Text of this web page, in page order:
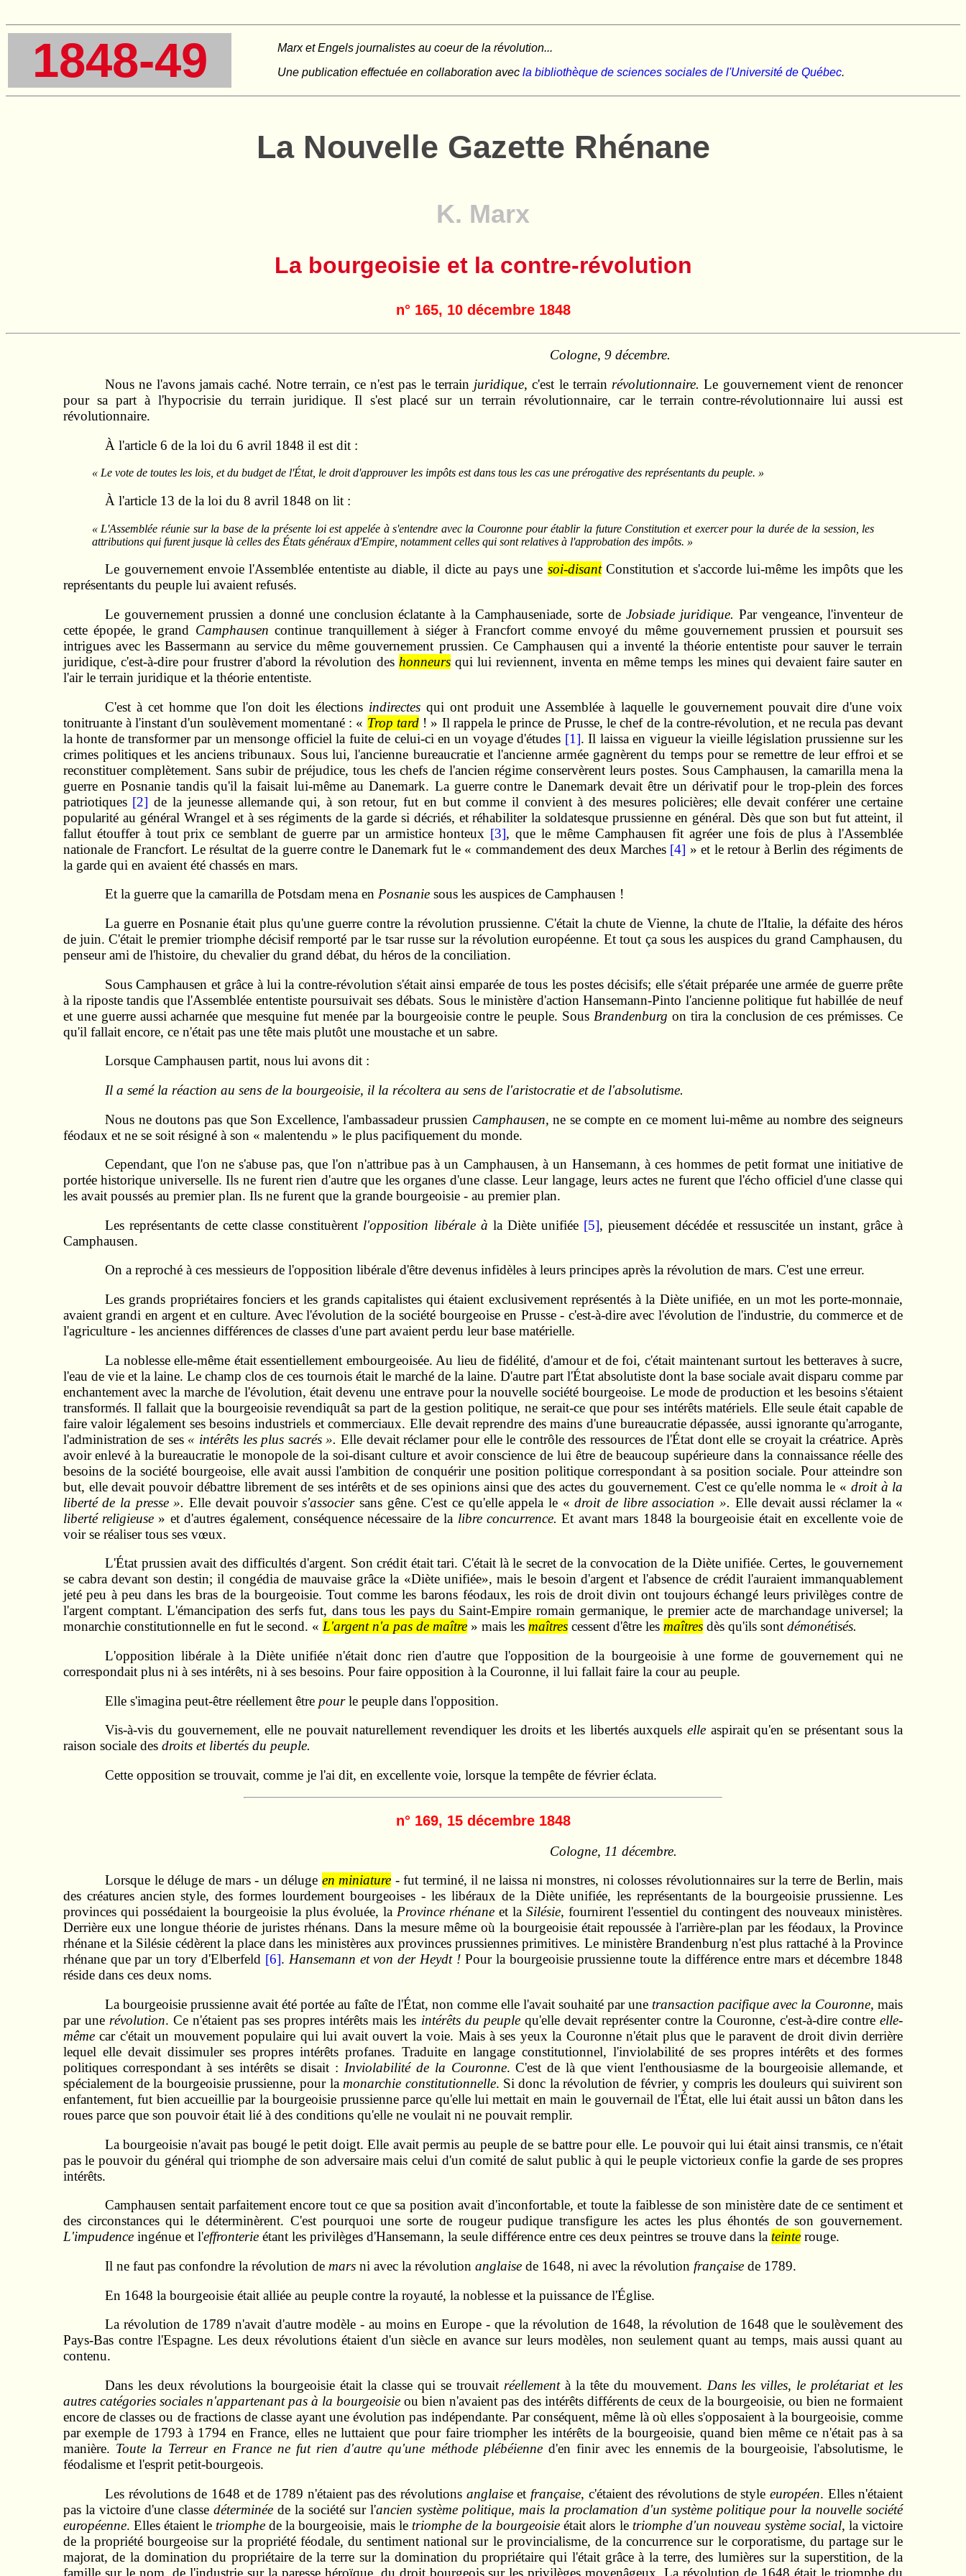
1848-49
Marx et Engels journalistes au coeur de la révolution...
Une publication effectuée en collaboration avecla bibliothèque de sciences sociales de l'Université de Québec.
La Nouvelle Gazette Rhénane
K. Marx
La bourgeoisie et la contre-révolution
n° 165, 10 décembre 1848
Cologne, 9 décembre.
Nous ne l'avons jamais caché. Notre terrain, ce n'est pas le terrain juridique, c'est le terrain révolutionnaire. Le gouvernement vient de renoncer
pour sa part à l'hypocrisie du terrain juridique. Il s'est placé sur un terrain révolutionnaire, car le terrain contre-révolutionnaire lui aussi est
révolutionnaire.
À l'article 6 de la loi du 6 avril 1848 il est dit :
« Le vote de toutes les lois, et du budget de l'État, le droit d'approuver les impôts est dans tous les cas une prérogative des représentants du peuple. »
À l'article 13 de la loi du 8 avril 1848 on lit :
« L'Assemblée réunie sur la base de la présente loi est appelée à s'entendre avec la Couronne pour établir la future Constitution et exercer pour la durée de la session, les
attributions qui furent jusque là celles des États généraux d'Empire, notamment celles qui sont relatives à l'approbation des impôts. »
Le gouvernement envoie l'Assemblée ententiste au diable, il dicte au pays une soi-disantConstitution et s'accorde lui-même les impôts que les
représentants du peuple lui avaient refusés.
Le gouvernement prussien a donné une conclusion éclatante à la Camphauseniade, sorte de Jobsiade juridique. Par vengeance, l'inventeur de
cette épopée, le grand Camphausen continue tranquillement à siéger à Francfort comme envoyé du même gouvernement prussien et poursuit ses
intrigues avec les Bassermann au service du même gouvernement prussien. Ce Camphausen qui a inventé la théorie ententiste pour sauver le terrain
juridique, c'est-à-dire pour frustrer d'abord la révolution des honneursqui lui reviennent, inventa en même temps les mines qui devaient faire sauter en
l'air le terrain juridique et la théorie ententiste.
C'est à cet homme que l'on doit les élections indirectesqui ont produit une Assemblée à laquelle le gouvernement pouvait dire d'une voix
tonitruante à l'instant d'un soulèvement momentané : « Trop tard! » Il rappela le prince de Prusse, le chef de la contre-révolution, et ne recula pas devant
la honte de transformer par un mensonge officiel la fuite de celui-ci en un voyage d'études [1]. Il laissa en vigueur la vieille législation prussienne sur les
crimes politiques et les anciens tribunaux. Sous lui, l'ancienne bureaucratie et l'ancienne armée gagnèrent du temps pour se remettre de leur effroi et se
reconstituer complètement. Sans subir de préjudice, tous les chefs de l'ancien régime conservèrent leurs postes. Sous Camphausen, la camarilla mena la
guerre en Posnanie tandis qu'il la faisait lui-même au Danemark. La guerre contre le Danemark devait être un dérivatif pour le trop-plein des forces
patriotiques [2] de la jeunesse allemande qui, à son retour, fut en but comme il convient à des mesures policières; elle devait conférer une certaine
popularité au général Wrangel et à ses régiments de la garde si décriés, et réhabiliter la soldatesque prussienne en général. Dès que son but fut atteint, il
fallut étouffer à tout prix ce semblant de guerre par un armistice honteux [3], que le même Camphausen fit agréer une fois de plus à l'Assemblée
nationale de Francfort. Le résultat de la guerre contre le Danemark fut le « commandement des deux Marches [4] » et le retour à Berlin des régiments de
la garde qui en avaient été chassés en mars.
Et la guerre que la camarilla de Potsdam mena enPosnanie sous les auspices de Camphausen !
La guerre en Posnanie était plus qu'une guerre contre la révolution prussienne. C'était la chute de Vienne, la chute de l'Italie, la défaite des héros
de juin. C'était le premier triomphe décisif remporté par le tsar russe sur la révolution européenne. Et tout ça sous les auspices du grand Camphausen, du
penseur ami de l'histoire, du chevalier du grand débat, du héros de la conciliation.
Sous Camphausen et grâce à lui la contre-révolution s'était ainsi emparée de tous les postes décisifs; elle s'était préparée une armée de guerre prête
à la riposte tandis que l'Assemblée ententiste poursuivait ses débats. Sous le ministère d'action Hansemann-Pinto l'ancienne politique fut habillée de neuf
et une guerre aussi acharnée que mesquine fut menée par la bourgeoisie contre le peuple. Sous Brandenburg on tira la conclusion de ces prémisses. Ce
qu'il fallait encore, ce n'était pas une tête mais plutôt une moustache et un sabre.
Lorsque Camphausen partit, nous lui avons dit :
Il a semé la réaction au sens de la bourgeoisie, il la récoltera au sens de l'aristocratie et de l'absolutisme.
Nous ne doutons pas que Son Excellence, l'ambassadeur prussien Camphausen, ne se compte en ce moment lui-même au nombre des seigneurs
féodaux et ne se soit résigné à son « malentendu » le plus pacifiquement du monde.
Cependant, que l'on ne s'abuse pas, que l'on n'attribue pas à un Camphausen, à un Hansemann, à ces hommes de petit format une initiative de
portée historique universelle. Ils ne furent rien d'autre que les organes d'une classe. Leur langage, leurs actes ne furent que l'écho officiel d'une classe qui
les avait poussés au premier plan. Ils ne furent que la grande bourgeoisie - au premier plan.
Les représentants de cette classe constituèrent l'opposition libérale à la Diète unifiée [5], pieusement décédée et ressuscitée un instant, grâce à
Camphausen.
On a reproché à ces messieurs de l'opposition libérale d'être devenus infidèles à leurs principes après la révolution de mars. C'est une erreur.
Les grands propriétaires fonciers et les grands capitalistes qui étaient exclusivement représentés à la Diète unifiée, en un mot les porte-monnaie,
avaient grandi en argent et en culture. Avec l'évolution de la société bourgeoise en Prusse - c'est-à-dire avec l'évolution de l'industrie, du commerce et de
l'agriculture - les anciennes différences de classes d'une part avaient perdu leur base matérielle.
La noblesse elle-même était essentiellement embourgeoisée. Au lieu de fidélité, d'amour et de foi, c'était maintenant surtout les betteraves à sucre,
l'eau de vie et la laine. Le champ clos de ces tournois était le marché de la laine. D'autre part l'État absolutiste dont la base sociale avait disparu comme par
enchantement avec la marche de l'évolution, était devenu une entrave pour la nouvelle société bourgeoise. Le mode de production et les besoins s'étaient
transformés. Il fallait que la bourgeoisie revendiquât sa part de la gestion politique, ne serait-ce que pour ses intérêts matériels. Elle seule était capable de
faire valoir légalement ses besoins industriels et commerciaux. Elle devait reprendre des mains d'une bureaucratie dépassée, aussi ignorante qu'arrogante,
l'administration de ses « intérêts les plus sacrés ». Elle devait réclamer pour elle le contrôle des ressources de l'État dont elle se croyait la créatrice. Après
avoir enlevé à la bureaucratie le monopole de la soi-disant culture et avoir conscience de lui être de beaucoup supérieure dans la connaissance réelle des
besoins de la société bourgeoise, elle avait aussi l'ambition de conquérir une position politique correspondant à sa position sociale. Pour atteindre son
but, elle devait pouvoir débattre librement de ses intérêts et de ses opinions ainsi que des actes du gouvernement. C'est ce qu'elle nomma le « droit à la
liberté de la presse ». Elle devait pouvoirs'associersans gêne. C'est ce qu'elle appela le «droit de libre association ». Elle devait aussi réclamer la «
liberté religieuse » et d'autres également, conséquence nécessaire de la libre concurrence. Et avant mars 1848 la bourgeoisie était en excellente voie de
voir se réaliser tous ses vœux.
L'État prussien avait des difficultés d'argent. Son crédit était tari. C'était là le secret de la convocation de la Diète unifiée. Certes, le gouvernement
se cabra devant son destin; il congédia de mauvaise grâce la «Diète unifiée», mais le besoin d'argent et l'absence de crédit l'auraient immanquablement
jeté peu à peu dans les bras de la bourgeoisie. Tout comme les barons féodaux, les rois de droit divin ont toujours échangé leurs privilèges contre de
l'argent comptant. L'émancipation des serfs fut, dans tous les pays du Saint-Empire romain germanique, le premier acte de marchandage universel; la
monarchie constitutionnelle en fut le second. « L'argent n'a pas de maître» mais les maîtrescessent d'être les maîtresdès qu'ils sont démonétisés.
L'opposition libérale à la Diète unifiée n'était donc rien d'au­tre que l'opposition de la bourgeoisie à une forme de gouvernement qui ne
correspondait plus ni à ses intérêts, ni à ses besoins. Pour faire opposition à la Couronne, il lui fallait faire la cour au peuple.
Elle s'imagina peut-être réellement être pourle peuple dans l'opposition.
Vis-à-vis du gouvernement, elle ne pouvait naturellement revendiquer les droits et les libertés auxquelselle aspirait qu'en se présentant sous la
raison sociale des droits et libertés du peuple.
Cette opposition se trouvait, comme je l'ai dit, en excellente voie, lorsque la tempête de février éclata.
n° 169, 15 décembre 1848
Cologne, 11 décembre.
Lorsque le déluge de mars - un déluge en miniature - fut terminé, il ne laissa ni monstres, ni colosses révolutionnaires sur la terre de Berlin, mais
des créatures ancien style, des formes lourdement bourgeoises - les libéraux de la Diète unifiée, les représentants de la bourgeoisie prussienne. Les
provinces qui possédaient la bourgeoisie la plus évoluée, laProvince rhénane et la Silésie, fournirent l'essentiel du contingent des nouveaux ministères.
Derrière eux une longue théorie de juristes rhénans. Dans la mesure même où la bourgeoisie était repoussée à l'arrière-plan par les féodaux, la Province
rhénane et la Silésie cédèrent la place dans les ministères aux provinces prussiennes primitives. Le ministère Brandenburg n'est plus rattaché à la Province
rhénane que par un tory d'Elberfeld [6]. Hansemann et von der Heydt ! Pour la bourgeoisie prussienne toute la différence entre mars et décembre 1848
réside dans ces deux noms.
La bourgeoisie prussienne avait été portée au faîte de l'État, non comme elle l'avait souhaité par une transaction pacifique avec la Couronne, mais
par une révolution. Ce n'étaient pas ses propres intérêts mais les intérêts du peuplequ'elle devait représenter contre la Couronne, c'est-à-dire contreelle-
mêmecar c'était un mouvement populaire qui lui avait ouvert la voie. Mais à ses yeux la Couronne n'était plus que le paravent de droit divin derrière
lequel elle devait dissimuler ses propres intérêts profanes. Traduite en langage constitutionnel, l'inviolabilité de ses propres intérêts et des formes
politiques correspondant à ses intérêts se disait : Inviolabilité de la Couronne. C'est de là que vient l'enthousiasme de la bourgeoisie allemande, et
spécialement de la bourgeoisie prussienne, pour la monarchie constitutionnelle. Si donc la révolution de février, y compris les douleurs qui suivirent son
enfantement, fut bien accueillie par la bourgeoisie prussienne parce qu'elle lui mettait en main le gouvernail de l'État, elle lui était aussi un bâton dans les
roues parce que son pouvoir était lié à des conditions qu'elle ne voulait ni ne pouvait remplir.
La bourgeoisie n'avait pas bougé le petit doigt. Elle avait permis au peuple de se battre pour elle. Le pouvoir qui lui était ainsi transmis, ce n'était
pas le pouvoir du général qui triomphe de son adversaire mais celui d'un comité de salut public à qui le peuple victorieux confie la garde de ses propres
intérêts.
Camphausen sentait parfaitement encore tout ce que sa position avait d'inconfortable, et toute la faiblesse de son ministère date de ce sentiment et
des circonstances qui le déterminèrent. C'est pourquoi une sorte de rougeur pudique transfigure les actes les plus éhontés de son gouvernement.
L'impudenceingénue et l'effronterieétant les privilèges d'Hansemann, la seule différence entre ces deux peintres se trouve dans la teinterouge.
Il ne faut pas confondre la révolution de mars ni avec la révolutionanglaise de 1648, ni avec la révolution française de 1789.
En 1648 la bourgeoisie était alliée au peuple contre la royauté, la noblesse et la puissance de l'Église.
La révolution de 1789 n'avait d'autre modèle - au moins en Europe - que la révolution de 1648, la révolution de 1648 que le soulèvement des
Pays-Bas contre l'Espagne. Les deux révolutions étaient d'un siècle en avance sur leurs modèles, non seulement quant au temps, mais aussi quant au
contenu.
Dans les deux révolutions la bourgeoisie était la classe qui se trouvait réellementà la tête du mouvement. Dans les villes, le prolétariat et les
autres catégories sociales n'appartenant pas à la bourgeoisie ou bien n'avaient pas des intérêts différents de ceux de la bourgeoisie, ou bien ne formaient
encore de classes ou de fractions de classe ayant une évolution pas indépendante. Par conséquent, même là où elles s'opposaient à la bourgeoisie, comme
par exemple de 1793 à 1794 en France, elles ne luttaient que pour faire triompher les intérêts de la bourgeoisie, quand bien même ce n'était pas à sa
manière. Toute la Terreur en France ne fut rien d'autre qu'une méthode plébéienned'en finir avec les ennemis de la bourgeoisie, l'absolutisme, le
féodalisme et l'esprit petit-bourgeois.
Les révolutions de 1648 et de 1789 n'étaient pas des révolutions anglaiseet française, c'étaient des révolutions de style européen. Elles n'étaient
pas la victoire d'une classe déterminéede la société sur l'ancien système politique, mais la proclamation d'un système politique pour la nouvelle société
européenne. Elles étaient le triomphe de la bourgeoisie, mais le triomphe de la bourgeoisie était alors le triomphe d'un nouveau système social, la victoire
de la propriété bourgeoise sur la propriété féodale, du sentiment national sur le provincialisme, de la concurrence sur le corporatisme, du partage sur le
majorat, de la domination du propriétaire de la terre sur la domination du propriétaire qui l'était grâce à la terre, des lumières sur la superstition, de la
famille sur le nom, de l'industrie sur la paresse héroïque, du droit bourgeois sur les privilèges moyenâgeux. La révolution de 1648 était le triomphe du